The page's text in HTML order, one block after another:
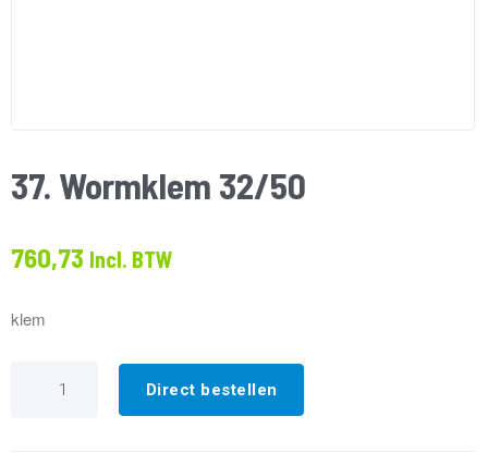
37. Wormklem 32/50
760,73 Incl. BTW
klem
Wormklem
Direct bestellen